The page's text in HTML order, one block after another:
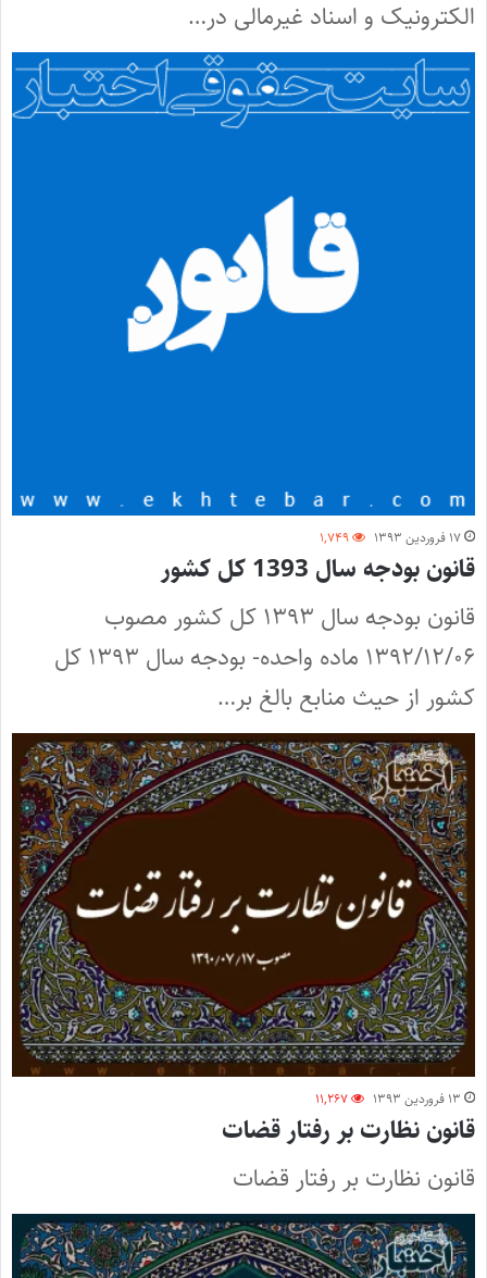
الکترونیک و اسناد غیرمالی در…
۱۷ فروردین ۱۳۹۳ ۱,۷۴۹
قانون بودجه سال 1393 کل کشور
قانون بودجه سال ۱۳۹۳ کل کشور مصوب
۱۳۹۲/۱۲/۰۶ ماده واحده- بودجه سال ۱۳۹۳ کل
کشور از حیث منابع بالغ بر…
۱۳ فروردین ۱۳۹۳ ۱۱,۲۶۷
قانون نظارت بر رفتار قضات
قانون نظارت بر رفتار قضات